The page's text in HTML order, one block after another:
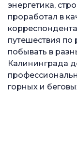
энергетика,
проработал в
путешествия по
побывать в
Калининграда
горных и